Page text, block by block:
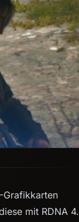
Grafikkarten
mit RDNA 4.